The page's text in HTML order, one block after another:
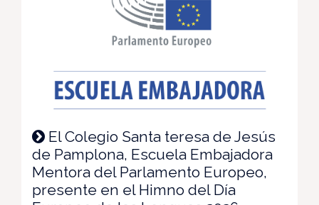
El Colegio Santa teresa de Jesús
de Pamplona, Escuela Embajadora
Mentora del Parlamento Europeo,
presente en el Himno del Día